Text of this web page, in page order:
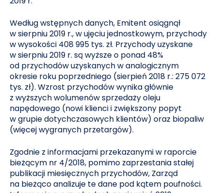
Według wstępnych danych, Emitent osiągnął
w sierpniu 2019 r., w ujęciu jednostkowym, przychody
w wysokości 408 995 tys. zł. Przychody uzyskane
w sierpniu 2019 r. są wyższe o ponad 48%
od przychodów uzyskanych w analogicznym
okresie roku poprzedniego (sierpień 2018 r.: 275 072
tys. zł). Wzrost przychodów wynika głównie
z wyższych wolumenów sprzedaży oleju
napędowego (nowi klienci i zwiększony popyt
w grupie dotychczasowych klientów) oraz biopaliw
(więcej wygranych przetargów).
Zgodnie z informacjami przekazanymi w raporcie
bieżącym nr 4/2018, pomimo zaprzestania stałej
publikacji miesięcznych przychodów, Zarząd
na bieżąco analizuje te dane pod kątem poufności.